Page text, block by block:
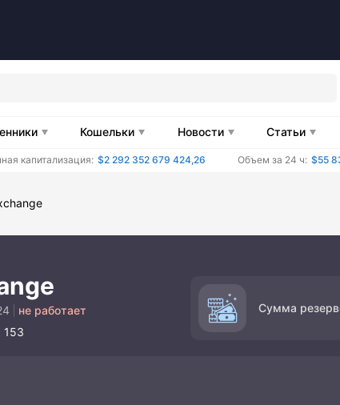
Кошельки Новости Статьи
капитализация: $2 292 352 679 424,26 Объем за 24 ч: $55
не работает
153
Сумма